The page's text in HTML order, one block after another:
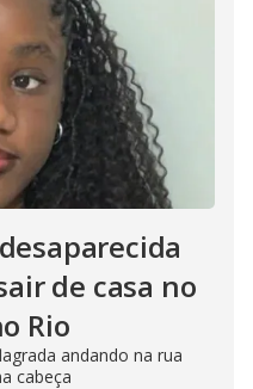
de casa no
Rio
andando na rua
cabeça